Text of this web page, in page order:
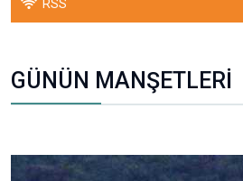
RSS
GÜNÜN MANŞETLERİ